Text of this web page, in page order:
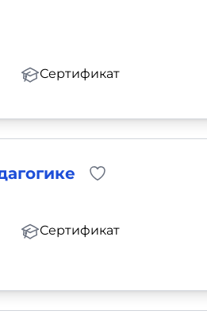
Сертификат
Сертификат